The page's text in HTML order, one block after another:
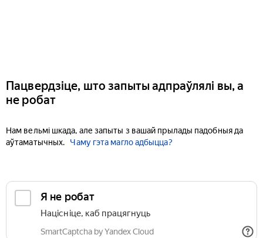
Пацвердзіце, што запыты адпраўлялі вы, а
не робат
Нам вельмі шкада, але запыты з вашай прылады падобныя да
аўтаматычных.
Чаму гэта магло адбыцца?
Я не робат
Націсніце, каб працягнуць
SmartCaptcha by Yandex Cloud